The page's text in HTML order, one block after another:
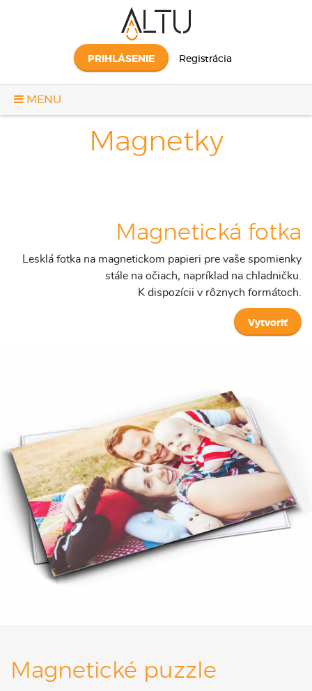
PRIHLÁSENIE Registrácia
MENU
Magnetky
Magnetická fotka
Lesklá fotka na magnetickom papieri pre vaše spomienky
stále na očiach, napríklad na chladničku.
K dispozícii v rôznych formátoch.
Vytvoriť
Magnetické puzzle